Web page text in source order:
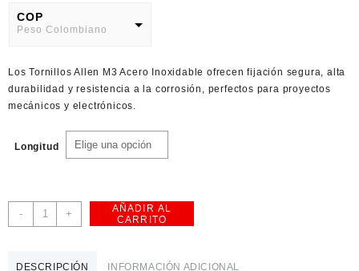
hasta
$ 4.800,0
COP
Peso Colombiano
American Dollar
LosTornillos Allen M3 Acero Inoxidable ofrecen fijación segura, alta
durabilidad y resistencia a la corrosión, perfectos para proyectos
mecánicos y electrónicos.
Longitud
-
Tornillos
Allen
+
AÑADIR AL
CARRITO
DESCRIPCIÓN INFORMACIÓN ADICIONAL